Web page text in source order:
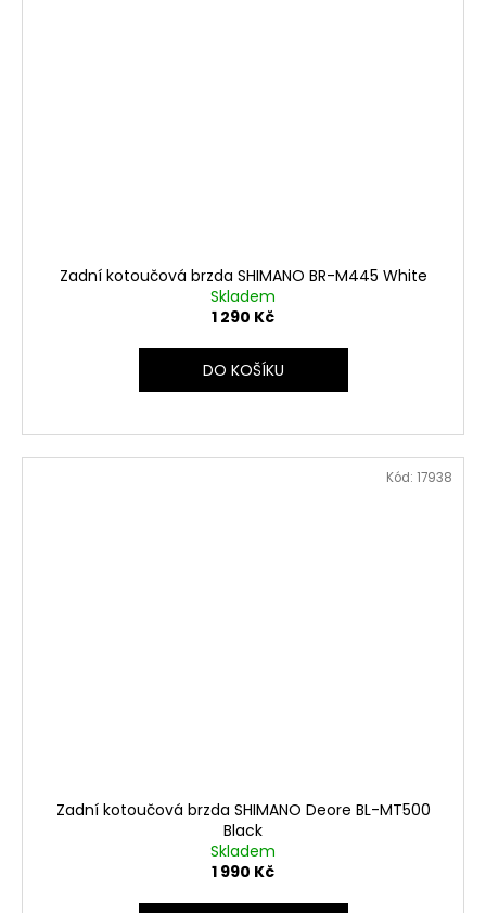
Zadní kotoučová brzda SHIMANO BR-M445 White
Skladem
1 290 Kč
DO KOŠÍKU
Zadní kotoučová brzda SHIMANO Deore BL-MT500
Black
Skladem
1 990 Kč
Kód: 17938